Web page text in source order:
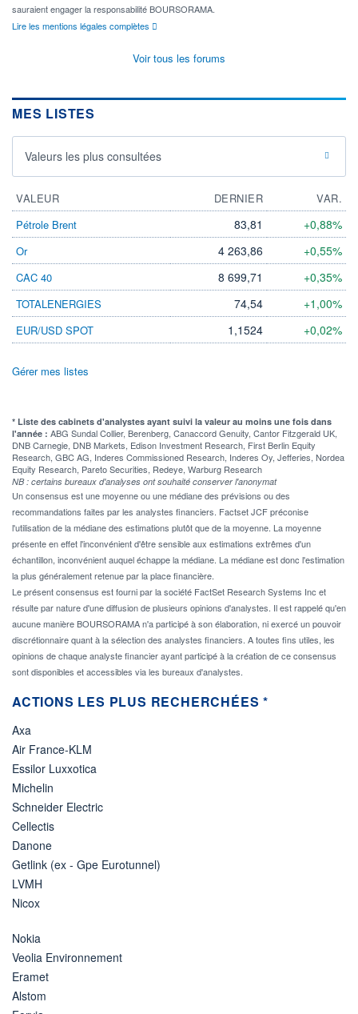
sauraient engager la responsabilité BOURSORAMA.
Lire les mentions légales complètes
Voir tous les forums
MES LISTES
Valeurs les plus consultées
VALEUR DERNIER
VAR.
Pétrole Brent
83,81 +0,88%
Or 4 263,86 +0,55%
CAC 40 8 699,71 +0,35%
TOTALENERGIES 74,54 +1,00%
EUR/USD SPOT 1,1524 +0,02%
Gérer mes listes
* Liste des cabinets d'analystes ayant suivi la valeur au moins une fois dans
l'année : ABG Sundal Collier, Berenberg, Canaccord Genuity, Cantor Fitzgerald UK,
DNB Carnegie, DNB Markets, Edison Investment Research, First Berlin Equity
Research, GBC AG, Inderes Commissioned Research, Inderes Oy, Jefferies, Nordea
Equity Research, Pareto Securities, Redeye, Warburg Research
NB : certains bureaux d'analyses ont souhaité conserver l'anonymat
Un consensus est une moyenne ou une médiane des prévisions ou des
recommandations faites par les analystes financiers. Factset JCF préconise
l'utilisation de la médiane des estimations plutôt que de la moyenne. La moyenne
présente en effet l'inconvénient d'être sensible aux estimations extrêmes d'un
échantillon, inconvénient auquel échappe la médiane. La médiane est donc l'estimation
la plus généralement retenue par la place financière.
Le présent consensus est fourni par la société FactSet Research Systems Inc et
résulte par nature d'une diffusion de plusieurs opinions d'analystes. Il est rappelé qu'en
aucune manière BOURSORAMA n'a participé à son élaboration, ni exercé un pouvoir
discrétionnaire quant à la sélection des analystes financiers. A toutes fins utiles, les
opinions de chaque analyste financier ayant participé à la création de ce consensus
sont disponibles et accessibles via les bureaux d'analystes.
ACTIONS LES PLUS RECHERCHÉES *
Axa
Air France-KLM
Essilor Luxxotica
Michelin
Schneider Electric
Cellectis
Danone
Getlink (ex - Gpe Eurotunnel)
LVMH
Nicox
Nokia
Veolia Environnement
Eramet
Alstom